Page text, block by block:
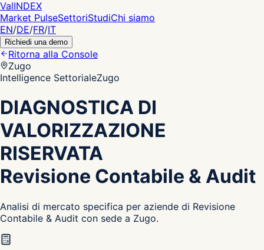
ValINDEX
Market PulseSettoriStudiChi siamo
EN/DE/FR/IT
Richiedi una demo
Ritorna alla Console
Zugo
Intelligence SettorialeZugo
DIAGNOSTICA DI
VALORIZZAZIONE
RISERVATA
Revisione Contabile & Audit
Analisi di mercato specifica per aziende di Revisione
Contabile & Audit con sede a Zugo.